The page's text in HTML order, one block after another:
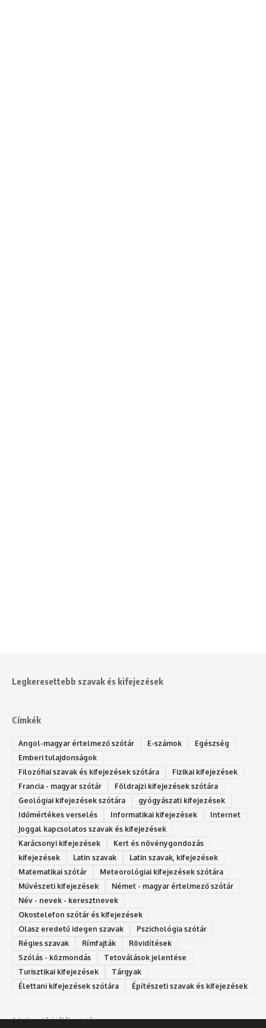
Legkeresettebb szavak és kifejezések
Címkék
Angol-magyar értelmező szótár E-számok
Egészség
Emberi tulajdonságok
Filozófiai szavak és kifejezések szótára
Fizikai kifejezések
Francia - magyar szótár
Földrajzi kifejezések szótára
Geológiai kifejezések szótára
gyógyászati kifejezések
Időmértékes verselés
Informatikai kifejezések
Internet
Joggal kapcsolatos szavak és kifejezések
Karácsonyi kifejezések
Kert és növénygondozás
kifejezések
Latin szavak
Latin szavak, kifejezések
Matematikai szótár
Meteorológiai kifejezések szótára
Művészeti kifejezések
Német - magyar értelmező szótár
Név - nevek - keresztnevek
Okostelefon szótár és kifejezések
Olasz eredetű idegen szavak
Ps‮gólohciz‬ia s‮átóz‬r
Régies szavak
Rímfajták
Rövidítések
Szólás - közmondás
Tetoválások jelentése
Turisztikai kifejezések
Tárgyak
Élettani kifejezések szótára
Építészeti szavak és kifejezések
Adatkezelési tájékoztató